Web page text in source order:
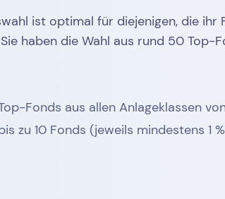
ist optimal für diejenigen, die ihr
haben die Wahl aus rund 50 Top-
Fonds aus allen Anlageklassen
zu 10 Fonds (jeweils mindestens 1